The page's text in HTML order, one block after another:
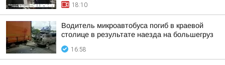
18:10
Водитель микроавтобуса погиб в краевой
столице в результате наезда на большегруз
16:58